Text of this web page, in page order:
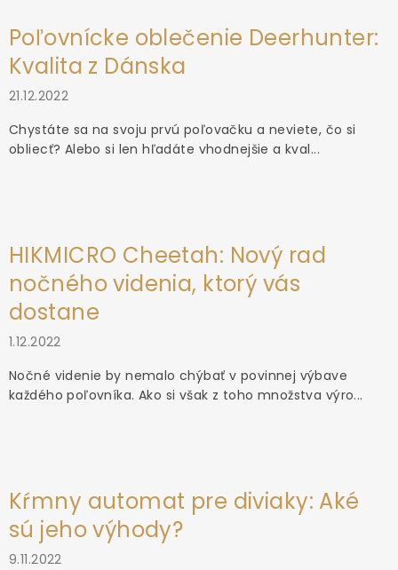
Poľovnícke oblečenie Deerhunter:
Kvalita z Dánska
21.12.2022
Chystáte sa na svoju prvú poľovačku a neviete, čo si
obliecť? Alebo si len hľadáte vhodnejšie a kval...
HIKMICRO Cheetah: Nový rad
nočného videnia, ktorý vás
dostane
1.12.2022
Nočné videnie by nemalo chýbať v povinnej výbave
každého poľovníka. Ako si však z toho množstva výro...
Kŕmny automat pre diviaky: Aké
sú jeho výhody?
9.11.2022